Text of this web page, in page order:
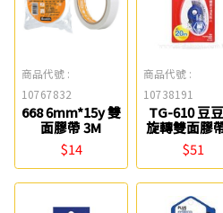
商品代號 :
10767832
668 6mm*15y 雙
面膠帶 3M
$14
商品代號 :
10738191
TG-610 豆
旋轉雙面膠
帶 8.4mm
$51